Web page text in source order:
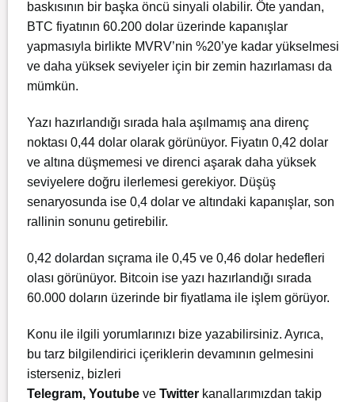
baskısının bir başka öncü sinyali olabilir. Öte yandan,
BTC fiyatının 60.200 dolar üzerinde kapanışlar
yapmasıyla birlikte MVRV’nin %20’ye kadar yükselmesi
ve daha yüksek seviyeler için bir zemin hazırlaması da
mümkün.
Yazı hazırlandığı sırada hala aşılmamış ana direnç
noktası 0,44 dolar olarak görünüyor. Fiyatın 0,42 dolar
ve altına düşmemesi ve direnci aşarak daha yüksek
seviyelere doğru ilerlemesi gerekiyor. Düşüş
senaryosunda ise 0,4 dolar ve altındaki kapanışlar, son
rallinin sonunu getirebilir.
0,42 dolardan sıçrama ile 0,45 ve 0,46 dolar hedefleri
olası görünüyor. Bitcoin ise yazı hazırlandığı sırada
60.000 doların üzerinde bir fiyatlama ile işlem görüyor.
Konu ile ilgili yorumlarınızı bize yazabilirsiniz. Ayrıca,
bu tarz bilgilendirici içeriklerin devamının gelmesini
isterseniz, bizleri
Telegram, Youtube ve Twitter kanallarımızdan takip